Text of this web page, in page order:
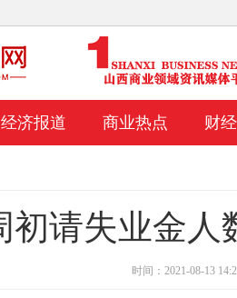
经济报道 商业热点 财
初请失业金人
时间：2021-08-13